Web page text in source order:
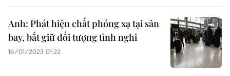
Anh: Phát hiện chất phóng xạ tại sân
bay, bắt giữ đối tượng tình nghi
16/01/2023 01:22